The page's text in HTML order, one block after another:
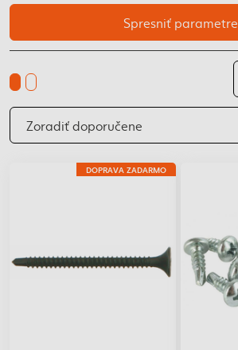
Spresniť parametre
DOPRAVA ZADARMO